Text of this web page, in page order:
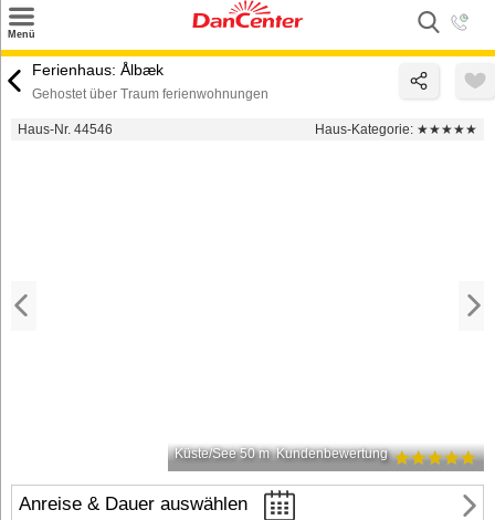
Menü
Suchen
Ferienhaus: Ålbæk
Gehostet über Traum ferienwohnungen
Haus-Nr. 44546 Haus-Kategorie: ★★★★★
Küste/See 50 m Kundenbewertung
Anreise & Dauer auswählen